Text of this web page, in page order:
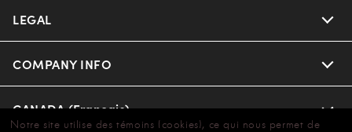
LEGAL
COMPANY INFO
CANADA (Français)
Notre site utilise des témoins (cookies), ce qui nous permet de